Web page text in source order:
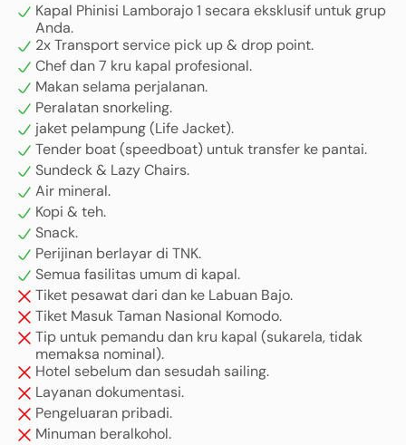
Kapal Phinisi Lamborajo 1 secara eksklusif untuk grup
Anda.
2x Transport service pick up & drop point.
Chef dan 7 kru kapal profesional.
Makan selama perjalanan.
Peralatan snorkeling.
jaket pelampung (Life Jacket).
Tender boat (speedboat) untuk transfer ke pantai.
Sundeck & Lazy Chairs.
Air mineral.
Kopi & teh.
Snack.
Perijinan berlayar di TNK.
Semua fasilitas umum di kapal.
Tiket pesawat dari dan ke Labuan Bajo.
Tiket Masuk Taman Nasional Komodo.
Tip untuk pemandu dan kru kapal (sukarela, tidak
memaksa nominal).
Hotel sebelum dan sesudah sailing.
Layanan dokumentasi.
Pengeluaran pribadi.
Minuman beralkohol.